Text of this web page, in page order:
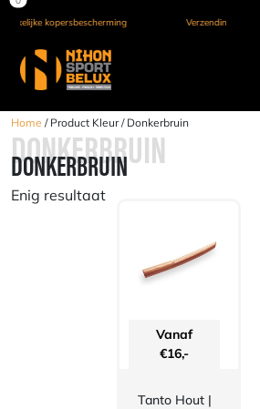
Verzending door heel Europa
Home / Product Kleur / Donkerbruin
DONKERBRUIN
DONKERBRUIN
Enig resultaat
Vanaf
€16,-
Tanto Hout |